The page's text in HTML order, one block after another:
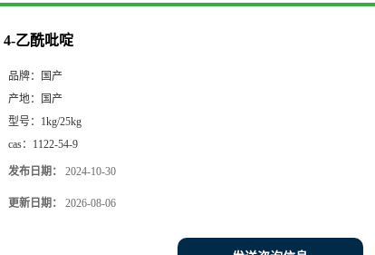
4-乙酰吡啶
品牌：
国产
产地：
国产
型号： 1kg/25kg
cas： 1122-54-9
发布日期： 2024-10-30
更新日期： 2026-08-06